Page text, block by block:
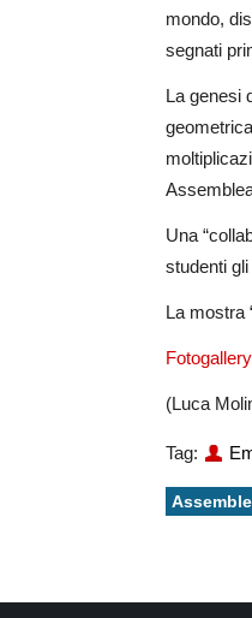
mondo,
segnati
La genesi
Una
studenti
La mostra
Fotogallery
(Luca
Tag: